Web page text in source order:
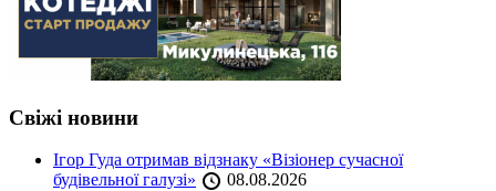
Свіжі новини
Ігор Гуда отримав відзнаку «Візіонер сучасної
будівельної галузі»
08.08.2026